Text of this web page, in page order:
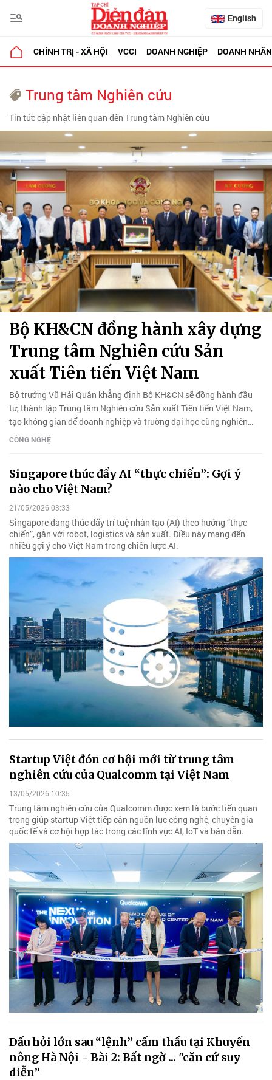
English
CHÍNH TRỊ - XÃ HỘI VCCI DOANH NGHIỆP DOANH NHÂN
Trung tâm Nghiên cứu
Tin tức cập nhật liên quan đến Trung tâm Nghiên cứu
Bộ KH&CN đồng hành xây dựng
Trung tâm Nghiên cứu Sản
xuất Tiên tiến Việt Nam
Bộ trưởng Vũ Hải Quân khẳng định Bộ KH&CN sẽ đồng hành đầu
tư, thành lập Trung tâm Nghiên cứu Sản xuất Tiên tiến Việt Nam,
tạo không gian để doanh nghiệp và trường đại học cùng nghiên
cứu, thử nghiệm, phát triển sản phẩm công nghệ mới.
CÔNG NGHỆ
Singapore thúc đẩy AI “thực chiến”: Gợi ý
nào cho Việt Nam?
21/05/2026 03:33
Singapore đang thúc đẩy trí tuệ nhân tạo (AI) theo hướng “thực
chiến”, gắn với robot, logistics và sản xuất. Điều này mang đến
nhiều gợi ý cho Việt Nam trong chiến lược AI.
Startup Việt đón cơ hội mới từ trung tâm
nghiên cứu của Qualcomm tại Việt Nam
13/05/2026 10:35
Trung tâm nghiên cứu của Qualcomm được xem là bước tiến quan
trọng giúp startup Việt tiếp cận nguồn lực công nghệ, chuyên gia
quốc tế và cơ hội hợp tác trong các lĩnh vực AI, IoT và bán dẫn.
Dấu hỏi lớn sau “lệnh” cấm thầu tại Khuyến
nông Hà Nội - Bài 2: Bất ngờ ... "căn cứ suy
diễn”